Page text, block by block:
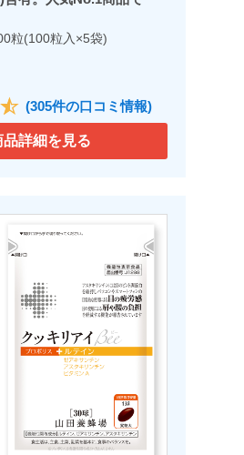
粒(100粒入×5袋)
(305件の口コミ情報)
品詳細を見る